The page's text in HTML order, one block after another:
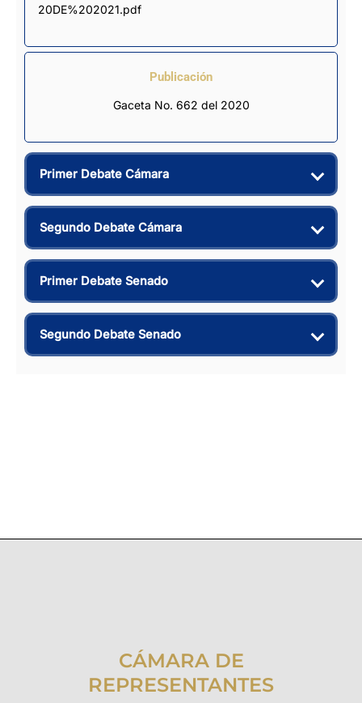
20DE%202021.pdf
Publicación
Gaceta No. 662 del 2020
Primer Debate Cámara
Segundo Debate Cámara
Primer Debate Senado
Segundo Debate Senado
CÁMARA DE
REPRESENTANTES